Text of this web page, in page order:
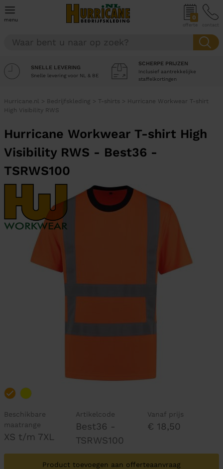
menu 0
offerte contact
SNELLE LEVERING
Snelle levering voor NL & BE
SCHERPE PRIJZEN
Inclusief aantrekkelijke
staffelkortingen
Hurricane.nl > Bedrijfskleding > T-shirts >
Hurricane Workwear T-shirt
High Visibility RWS
Hurricane Workwear T-shirt High
Visibility RWS - Best36 -
TSRWS100
Beschikbare
maatrange
XS t/m 7XL
Artikelcode
Best36 -
TSRWS100
Vanaf prijs
€ 18,50
Product toevoegen aan offerteaanvraag